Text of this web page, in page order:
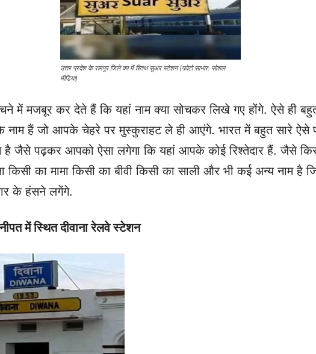
उत्तर प्रदेश के रामपुर जिले का में स्तिथ सुअर स्टेशन (फ़ोटो साभार: सोशल
मीडिया)
में मजबूर कर देते हैं कि यहां नाम क्या सोचकर लिखे गए होंगे. ऐसे ही
हैं जो आपके चेहरे पर मुस्कुराहट ले ही आएंगे. भारत में बहुत सारे ऐसे
जैसे पढ़कर आपको ऐसा लगेगा कि यहां आपके कोई रिश्तेदार हैं. जैसे
किसी का मामा किसी का बीवी किसी का साली और भी कई अन्य नाम है
के हंसने लगेंगे.
में स्थित दीवाना रेलवे स्टेशन